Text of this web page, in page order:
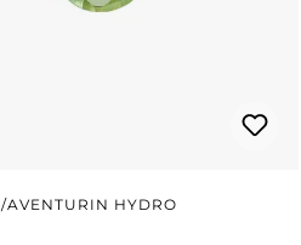
AVENTURIN HYDRO